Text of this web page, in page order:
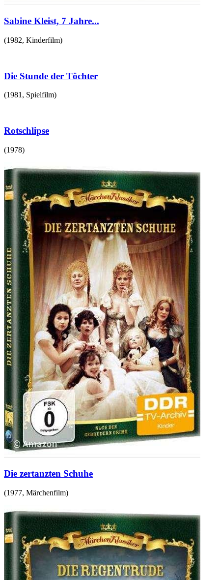
Sabine Kleist, 7 Jahre...
(1982, Kinderfilm)
Die Stunde der Töchter
(1981 , Spielfilm)
Rotschlipse
(1978)
Die zertanzten Schuhe
(1977, Märchenfilm)